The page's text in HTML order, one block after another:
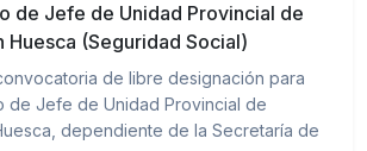
de Jefe de Unidad Provincial de
Huesca (Seguridad Social)
de libre designación para
de Jefe de Unidad Provincial de
dependiente de la Secretaría de